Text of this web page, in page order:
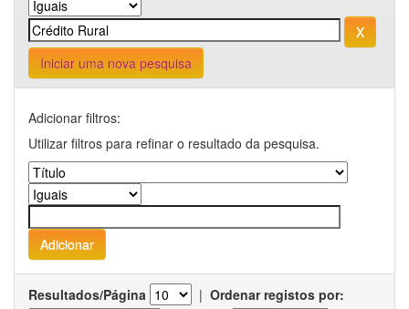
Iniciar uma nova pesquisa
Adicionar filtros:
Utilizar filtros para refinar o resultado da pesquisa.
Resultados/Página | Ordenar registos por: